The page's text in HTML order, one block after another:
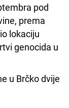
pod
prema
lokaciju
genocida u
u Brčko dvije